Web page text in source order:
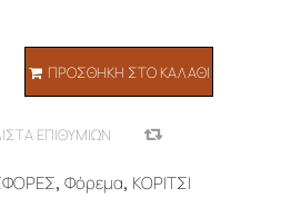
ΠΡΟΣΘΉΚΗ ΣΤΟ ΚΑΛΆΘΙ
ΕΠΙΘΥΜΙΏΝ
, Φόρεμα, ΚΟΡΙΤΣΙ